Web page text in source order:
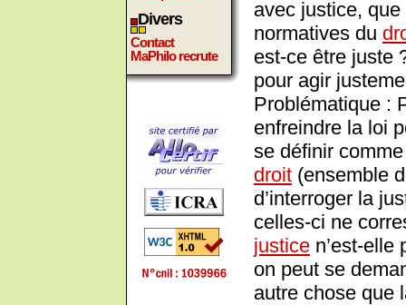
Divers
Contact
MaPhilo recrute
avec justice, que
normatives du
est-ce être juste
pour agir
Problématique :
enfreindre la loi
se définir
droit (ensemble
d’interroger la
celles-ci ne
justice n’est-
on peut se
autre chose que